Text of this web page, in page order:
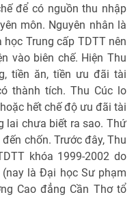
để có nguồn thu nhập
môn. Nguyên nhân là
Trung cấp TDTT nên
vào biên chế. Hiện Thu
tiền ăn, tiền ưu đãi tài
thành tích. Thu Cúc lo
hết chế độ ưu đãi tài
lai chưa biết ra sao. Thứ
chốn. Trước đây, Thu
khóa 1999-2002 do
là Đại học Sư phạm
Cao đẳng Cần Thơ tổ